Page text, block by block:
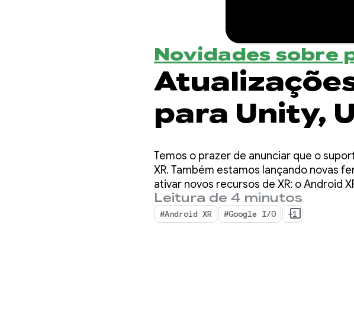
Novidades sobre
para Unity,
Temos o prazer de anunciar que o
XR. Também estamos lançando novas
ativar novos recursos de XR: o Android
Leitura de 4 minutos
#Android XR #Google I/O +1